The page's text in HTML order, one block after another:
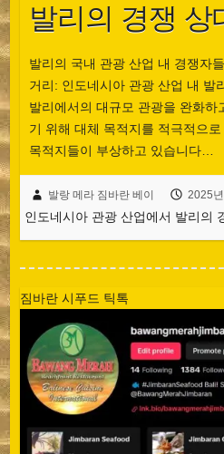
발리의 경쟁 상
발리의 국내 관광 산업 내 경쟁자
거리: 인도네시아 관광 산업 내 발
발리에서의 대규모 관광을 완화하
기 위해 대체 목적지를 적극적으
목적지들이 부상하고 있습니다…
발랑 메라 짐바란 베이 2025
인도네시아 관광 산업에서 발리의
짐바란 시푸드 틱톡